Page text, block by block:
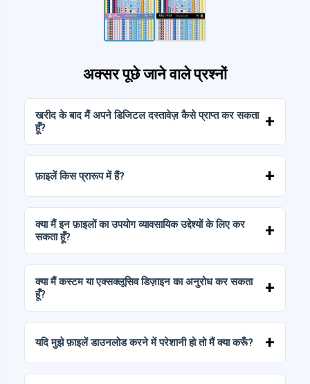
अक्सर पूछे जाने वाले प्रश्नों
खरीद के बाद मैं अपने डिजिटल दस्तावेज़ कैसे प्राप्त कर सकता
हूँ?
फ़ाइलें किस प्रारूप में हैं?
PNG फ़ॉर्मैट में उपलब्ध कराए जाते हैं। कुछ पैकेज में AI या
PDF फ़ाइलें भी शामिल होती हैं।
क्या मैं इन फ़ाइलों का उपयोग व्यावसायिक उद्देश्यों के लिए कर
सकता हूँ?
शामिल हैं, बशर्ते कि आप फ़ाइलों को (बिना संशोधन के) ज्यों का
त्यों पुनः न बेचें।
क्या मैं कस्टम या एक्सक्लूसिव डिज़ाइन का अनुरोध कर सकता
हूँ?
यदि मुझे फ़ाइलें डाउनलोड करने में परेशानी हो तो मैं क्या करूँ?